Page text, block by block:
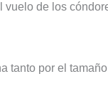
de los
tanto por el